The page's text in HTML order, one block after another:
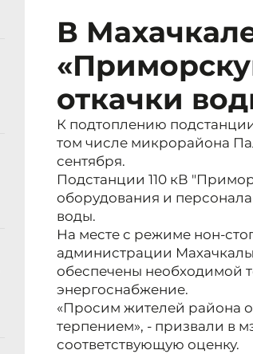
В
откачки
К подтоплению
том числе микрорайона
сентября.
Подстанции 110 кВ
оборудования и персонала
воды.
На месте с режиме нон-
администрации
обеспечены необходимой
энергоснабжение.
«Просим жителей района
терпением», - призвали в
соответствующую оценку.